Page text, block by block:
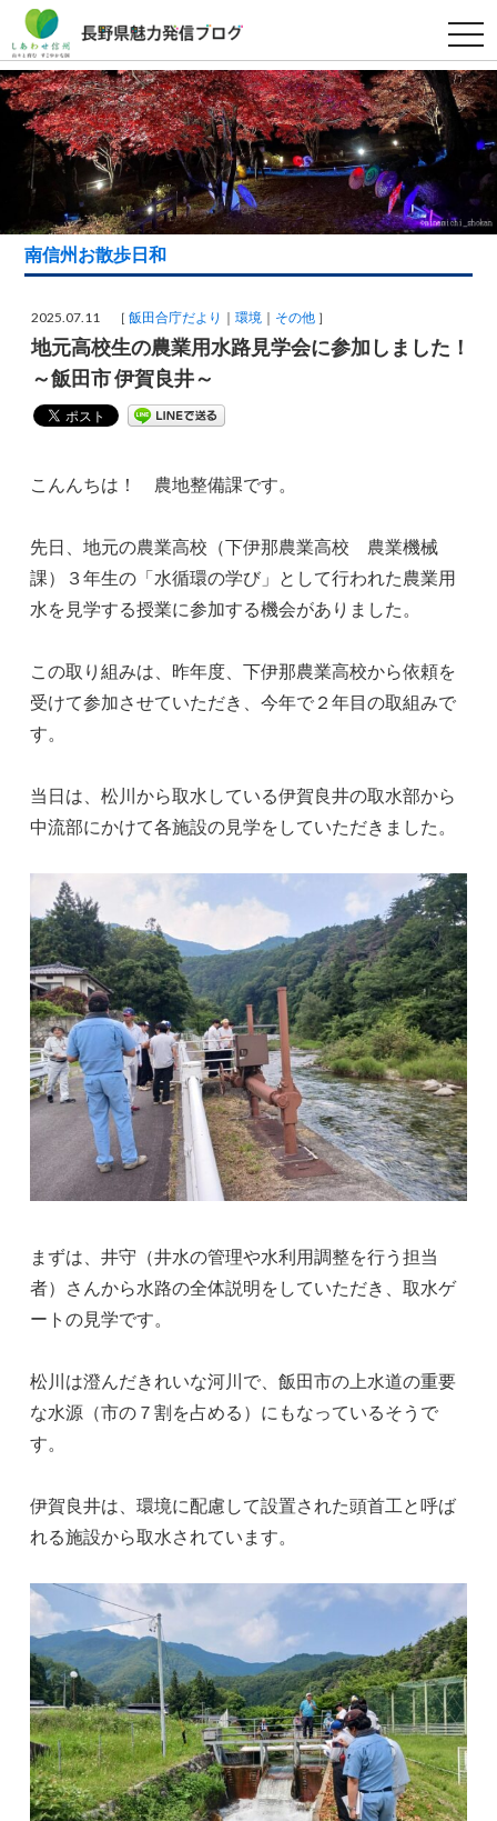
t
o
g
g
l
e
n
g
t
n
南信州お散歩日和
2025.07.11 ［飯田合庁だより 環境 その他 ］
地元高校生の農業用水路見学会に参加しました！
～飯田市 伊賀良井～
こんんちは！ 農地整備課です。
先日、地元の農業高校（下伊那農業高校 農業機械
課）３年生の「水循環の学び」として行われた農業用
水を見学する授業に参加する機会がありました。
この取り組みは、昨年度、下伊那農業高校から依頼を
受けて参加させていただき、今年で２年目の取組みで
す。
当日は、松川から取水している伊賀良井の取水部から
中流部にかけて各施設の見学をしていただきました。
まずは、井守（井水の管理や水利用調整を行う担当
者）さんから水路の全体説明をしていただき、取水ゲ
ートの見学です。
松川は澄んだきれいな河川で、飯田市の上水道の重要
な水源（市の７割を占める）にもなっているそうで
す。
伊賀良井は、環境に配慮して設置された頭首工と呼ば
れる施設から取水されています。